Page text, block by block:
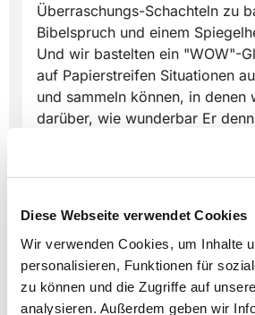
Diese Webseite verwendet Cookies
Wir verwenden Cookies, um Inhalte
personalisieren, Funktionen für
zu können und die Zugriffe auf
analysieren. Außerdem geben wir
Überraschungs-Schachteln zu
Bibelspruch und einem
Und wir bastelten ein "WOW"-
auf Papierstreifen Situationen
und sammeln können, in denen
darüber, wie wunderbar Er
Gott, du hast meinen
heile gemacht / hast die
/ hast mir Liebe geschenkt
Die nächste Bastelkirche ist
zum Thema Erntedank. :)